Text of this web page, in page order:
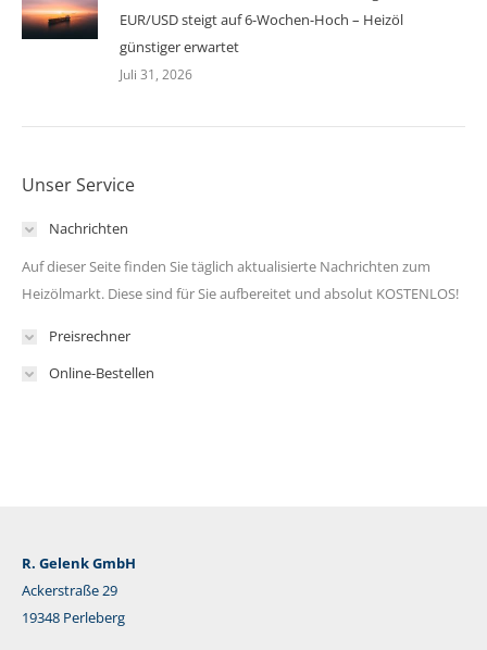
EUR/USD steigt auf 6-Wochen-Hoch – Heizöl
günstiger erwartet
Juli 31, 2026
Unser Service
Nachrichten
Auf dieser Seite finden Sie täglich aktualisierte Nachrichten zum
Heizölmarkt. Diese sind für Sie aufbereitet und absolut KOSTENLOS!
Preisrechner
Online-Bestellen
R. Gelenk GmbH
Ackerstraße 29
19348 Perleberg